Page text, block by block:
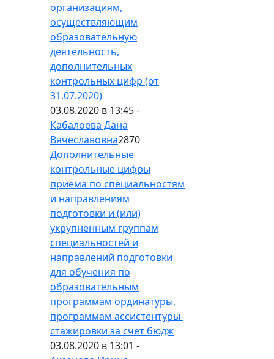
организациям,
осуществляющим
образовательную
деятельность,
дополнительных
контрольных цифр (от
31.07.2020)
03.08.2020 в 13:45 -
Кабалоева Дана
Вячеславовна2870
Дополнительные
контрольные цифры
приема по специальностям
и направлениям
подготовки и (или)
укрупненным группам
специальностей и
направлений подготовки
для обучения по
образовательным
программам ординатуры,
программам ассистентуры-
стажировки за счет бюдж
03.08.2020 в 13:01 -